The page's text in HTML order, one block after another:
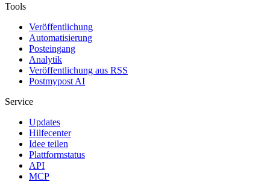
Tools
Veröffentlichung
Automatisierung
Posteingang
Analytik
Veröffentlichung aus RSS
Postmypost AI
Service
Updates
Hilfecenter
Idee teilen
Plattformstatus
API
MCP